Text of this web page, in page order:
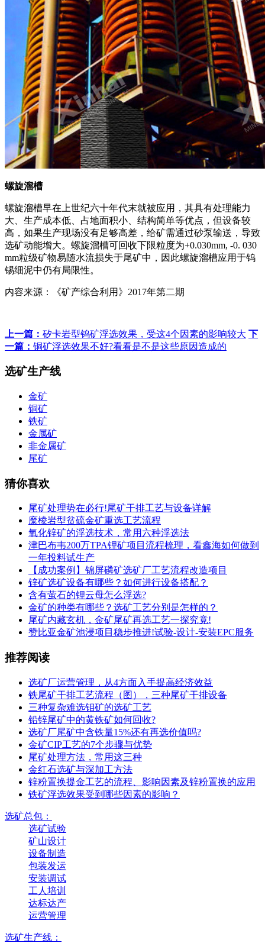
螺旋溜槽
螺旋溜槽早在上世纪六十年代末就被应用，其具有处理能力
大、生产成本低、占地面积小、结构简单等优点，但设备较
高，如果生产现场没有足够高差，给矿需通过砂泵输送，导致
选矿动能增大。螺旋溜槽可回收下限粒度为+0.030mm, -0. 030
mm粒级矿物易随水流损失于尾矿中，因此螺旋溜槽应用于钨
锡细泥中仍有局限性。
内容来源：《矿产综合利用》2017年第二期
上一篇： 矽卡岩型钨矿浮选效果，受这4个因素的影响较大 下
一篇： 铜矿浮选效果不好?看看是不是这些原因造成的
选矿生产线
金矿
铜矿
铁矿
金属矿
非金属矿
尾矿
猜你喜欢
尾矿处理势在必行!尾矿干排工艺与设备详解
糜棱岩型贫硫金矿重选工艺流程
氧化锌矿的浮选技术，常用六种浮选法
津巴布韦200万TPA锂矿项目流程梳理，看鑫海如何做到
一年投料试生产
【成功案例】锦屏磷矿选矿厂工艺流程改造项目
锌矿选矿设备有哪些？如何进行设备搭配？
含有萤石的锂云母怎么浮选?
金矿的种类有哪些？选矿工艺分别是怎样的？
尾矿内藏玄机，金矿尾矿再选工艺一探究竟!
赞比亚金矿池浸项目稳步推进!试验-设计-安装EPC服务
推荐阅读
选矿厂运营管理，从4方面入手提高经济效益
铁尾矿干排工艺流程（图），三种尾矿干排设备
三种复杂难选钼矿的选矿工艺
铅锌尾矿中的黄铁矿如何回收?
选矿厂尾矿中含铁量15%还有再选价值吗?
金矿CIP工艺的7个步骤与优势
尾矿处理方法，常用这三种
金红石选矿与深加工方法
锌粉置换提金工艺的流程、影响因素及锌粉置换的应用
铁矿浮选效果受到哪些因素的影响？
选矿总包：
选矿试验
矿山设计
设备制造
包装发运
安装调试
工人培训
达标达产
运营管理
选矿生产线：